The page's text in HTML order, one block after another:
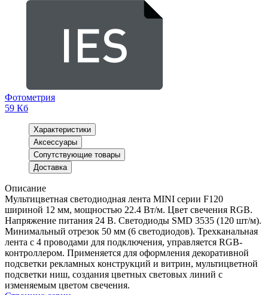
Фотометрия
59 Кб
Характеристики
Аксессуары
Сопутствующие товары
Доставка
Описание
Мультицветная светодиодная лента MINI серии F120
шириной 12 мм, мощностью 22.4 Вт/м. Цвет свечения RGB.
Напряжение питания 24 В. Светодиоды SMD 3535 (120 шт/м).
Минимальный отрезок 50 мм (6 светодиодов). Трехканальная
лента с 4 проводами для подключения, управляется RGB-
контроллером. Применяется для оформления декоративной
подсветки рекламных конструкций и витрин, мультицветной
подсветки ниш, создания цветных световых линий с
изменяемым цветом свечения.